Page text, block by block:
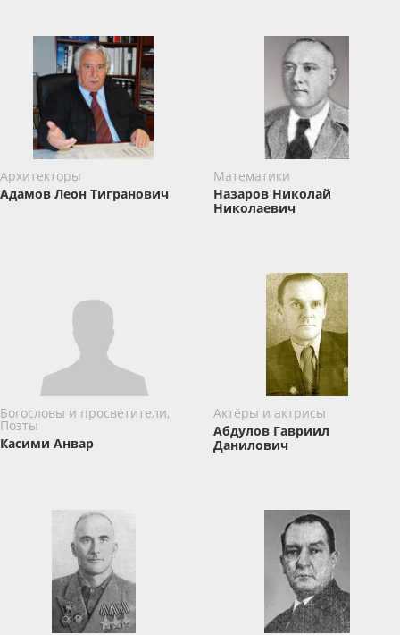
Архитекторы
Адамов Леон Тигранович
Математики
Назаров Николай
Николаевич
Богословы и просветители,
Поэты
Касими Анвар
Актёры и актрисы
Абдулов Гавриил
Данилович